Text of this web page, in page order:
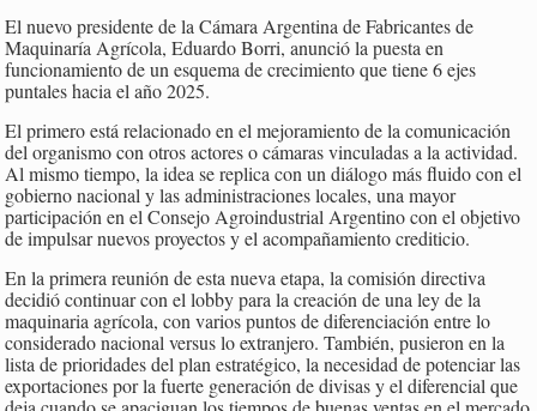
El nuevo presidente de la Cámara Argentina de Fabricantes de
Maquinaría Agrícola, Eduardo Borri, anunció la puesta en
funcionamiento de un esquema de crecimiento que tiene 6 ejes
puntales hacia el año 2025.
El primero está relacionado en el mejoramiento de la comunicación
del organismo con otros actores o cámaras vinculadas a la actividad.
Al mismo tiempo, la idea se replica con un diálogo más fluido con el
gobierno nacional y las administraciones locales, una mayor
participación en el Consejo Agroindustrial Argentino con el objetivo
de impulsar nuevos proyectos y el acompañamiento crediticio.
En la primera reunión de esta nueva etapa, la comisión directiva
decidió continuar con el lobby para la creación de una ley de la
maquinaria agrícola, con varios puntos de diferenciación entre lo
considerado nacional versus lo extranjero. También, pusieron en la
lista de prioridades del plan estratégico, la necesidad de potenciar las
exportaciones por la fuerte generación de divisas y el diferencial que